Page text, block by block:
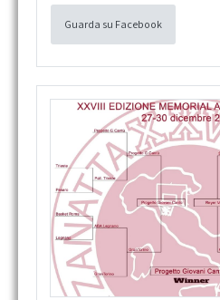
Guarda su Facebook